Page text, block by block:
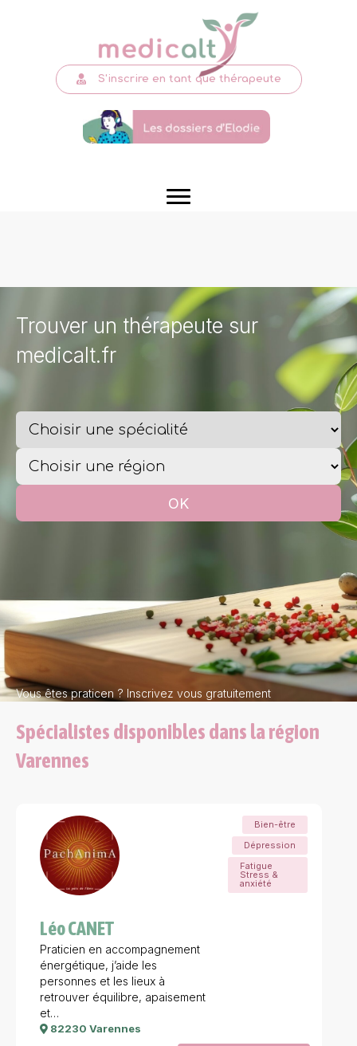
S'inscrire en tant que thérapeute
Trouver un thérapeute sur
medicalt.fr
Vous êtes praticen ? Inscrivez vous gratuitement
Spécialistes disponibles dans la région
Varennes
Léo CANET
Praticien en accompagnement
énergétique, j’aide les
personnes et les lieux à
retrouver équilibre, apaisement
et…
82230 Varennes
Bien-être
Dépression
Fatigue
Stress &
anxiété